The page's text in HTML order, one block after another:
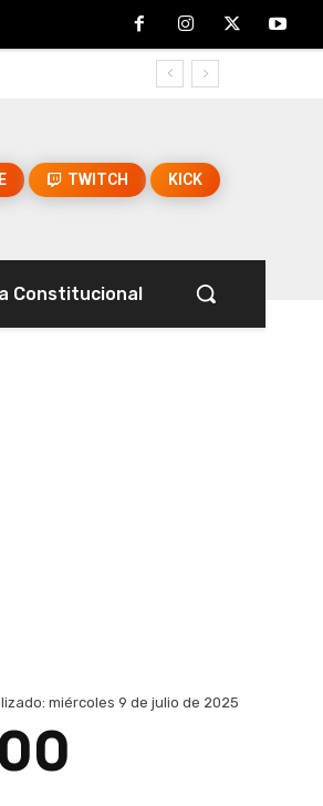
TWITCH KICK
Constitucional
miércoles 9 de julio de 2025